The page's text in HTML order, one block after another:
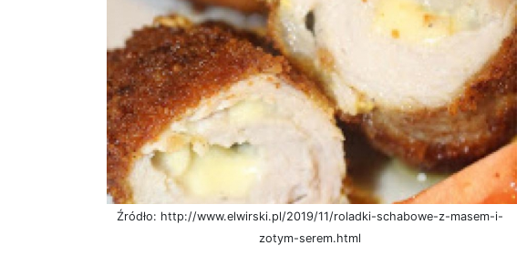
Źródło: http://www.elwirski.pl/2019/11/roladki-schabowe-z-masem-i-
zotym-serem.html